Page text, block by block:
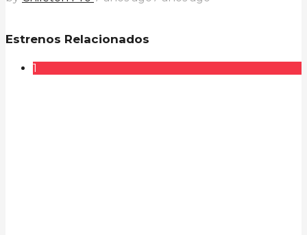
Estrenos Relacionados
1